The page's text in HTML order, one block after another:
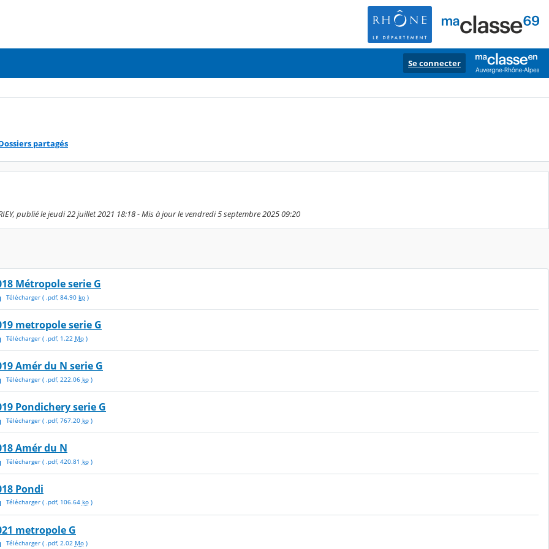
Se connecter
partagés
publié le jeudi 22 juillet 2021 18:18 - Mis à jour le vendredi 5 septembre 2025 09:20
Métropole serie G
Télécharger( .pdf, 84.90 ko)
metropole serie G
Télécharger( .pdf, 1.22 Mo)
Amér du N serie G
Télécharger( .pdf, 222.06 ko)
Pondichery serie G
Télécharger( .pdf, 767.20 ko)
Amér du N
Télécharger( .pdf, 420.81 ko)
Pondi
Télécharger( .pdf, 106.64 ko)
metropole G
Télécharger( .pdf, 2.02 Mo)